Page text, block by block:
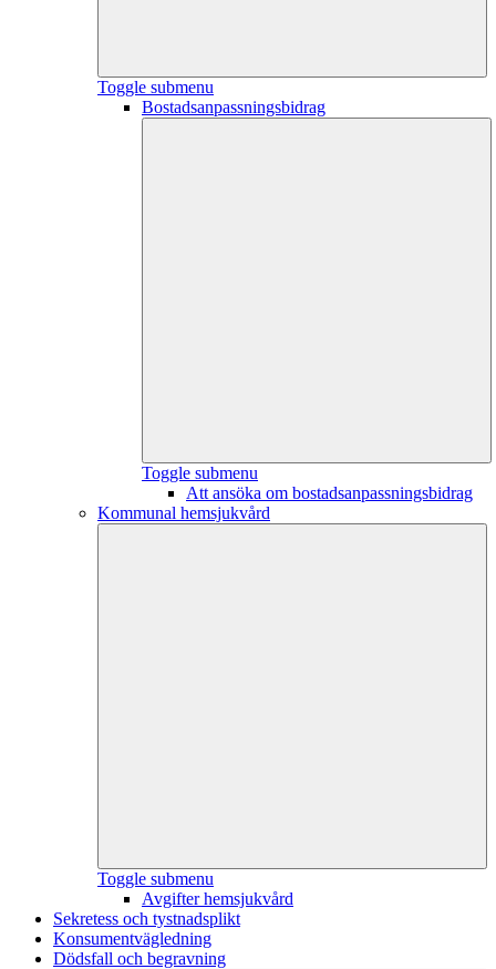
Toggle submenu
Bostadsanpassningsbidrag
Toggle submenu
Att ansöka om bostadsanpassningsbidrag
Kommunal hemsjukvård
Toggle submenu
Avgifter hemsjukvård
Sekretess och tystnadsplikt
Konsumentvägledning
Dödsfall och begravning